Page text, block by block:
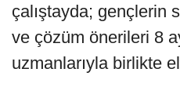
çalıştayda; gençlerin
ve çözüm önerileri 8
uzmanlarıyla birlikte